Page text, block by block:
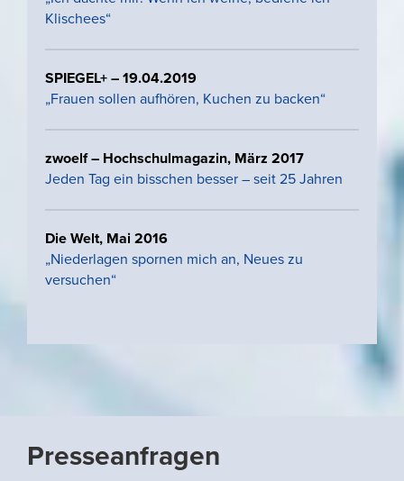
Klischees“
SPIEGEL+ – 19.04.2019
„Frauen sollen aufhören, Kuchen zu backen“
zwoelf – Hochschulmagazin, März 2017
Jeden Tag ein bisschen besser – seit 25 Jahren
Die Welt, Mai 2016
„Niederlagen spornen mich an, Neues zu
versuchen“
Presseanfragen